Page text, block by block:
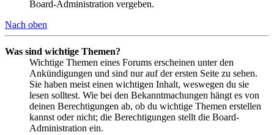
Board-Administration vergeben.
Nach oben
Was sind wichtige Themen?
Wichtige Themen eines Forums erscheinen unter den
Ankündigungen und sind nur auf der ersten Seite zu sehen.
Sie haben meist einen wichtigen Inhalt, weswegen du sie
lesen solltest. Wie bei den Bekanntmachungen hängt es von
deinen Berechtigungen ab, ob du wichtige Themen erstellen
kannst oder nicht; die Berechtigungen stellt die Board-
Administration ein.